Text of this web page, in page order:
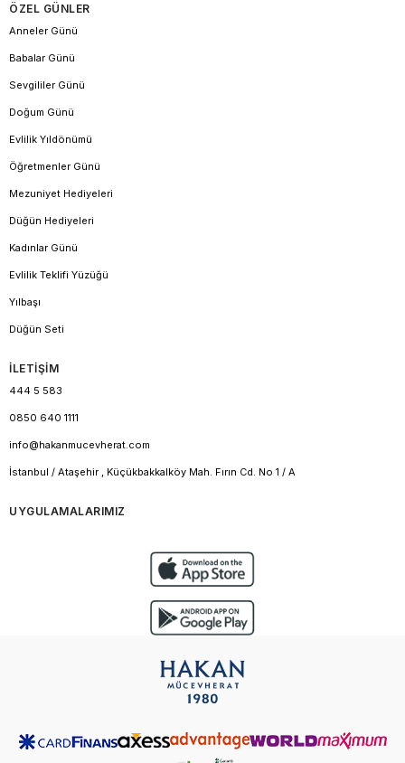
ÖZEL GÜNLER
Anneler Günü
Babalar Günü
Sevgililer Günü
Doğum Günü
Evlilik Yıldönümü
Öğretmenler Günü
Mezuniyet Hediyeleri
Düğün Hediyeleri
Kadınlar Günü
Evlilik Teklifi Yüzüğü
Yılbaşı
Düğün Seti
İLETİŞİM
444 5 583
0850 640 1111
info@hakanmucevherat.com
İstanbul / Ataşehir , Küçükbakkalköy Mah. Fırın Cd. No 1 / A
UYGULAMALARIMIZ